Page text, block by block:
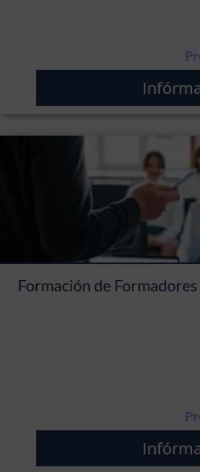
Formación de Formadores